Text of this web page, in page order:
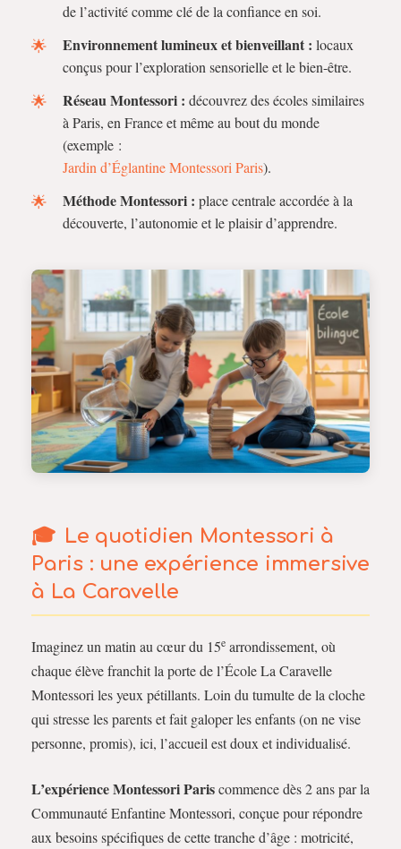
de l’activité comme clé de la confiance en soi.
Environnement lumineux et bienveillant : locaux
conçus pour l’exploration sensorielle et le bien-être.
Réseau Montessori : découvrez des écoles similaires
à Paris, en France et même au bout du monde
(exemple :
Jardin d’Églantine Montessori Paris).
Méthode Montessori : place centrale accordée à la
découverte, l’autonomie et le plaisir d’apprendre.
Le quotidien Montessori à
Paris : une expérience immersive
à La Caravelle
Imaginez un matin au cœur du 15e arrondissement, où
chaque élève franchit la porte de l’École La Caravelle
Montessori les yeux pétillants. Loin du tumulte de la cloche
qui stresse les parents et fait galoper les enfants (on ne vise
personne, promis), ici, l’accueil est doux et individualisé.
L’expérience Montessori Pariscommence dès 2 ans par la
Communauté Enfantine Montessori, conçue pour répondre
aux besoins spécifiques de cette tranche d’âge : motricité,